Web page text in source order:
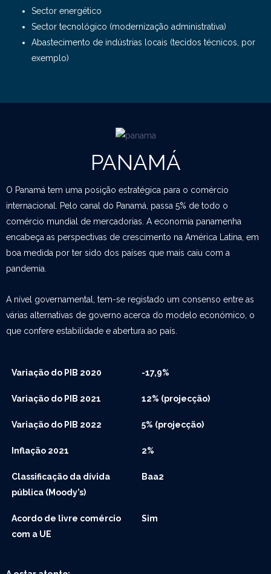
Sector energético
Sector tecnológico (modernização administrativa)
Abastecimento de indústrias locais (tecidos técnicos, por
exemplo)
PANAMÁ
O Panamá tem uma posição estratégica para o comércio
internacional. Pelo canal do Panamá, passa 5% de todo o
comércio mundial de mercadorias. A economia panamenha
encabeça as perspectivas de crescimento na América Latina, em
boa medida por ter sido dos países que mais caiu com a
pandemia.
A nível governamental, tem-se registado um consenso entre as
várias alternativas de governo acerca do modelo económico, o
que confere estabilidade e abertura ao país.
Variação do PIB 2020 -17,9%
Variação do PIB 2021 12% (projecção)
Variação do PIB 2022 5% (projecção)
Inflação 2021 2%
Classificação da dívida
pública (Moody’s)
Baa2
Acordo de livre comércio
com a UE
Sim